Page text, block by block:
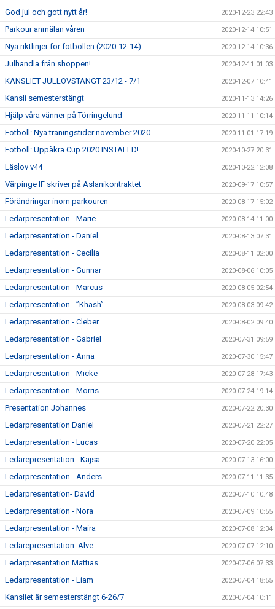
God jul och gott nytt år! 2020-12-23 22:43
Parkour anmälan våren 2020-12-14 10:51
Nya riktlinjer för fotbollen (2020-12-14) 2020-12-14 10:36
Julhandla från shoppen! 2020-12-11 01:03
KANSLIET JULLOVSTÄNGT 23/12 - 7/1 2020-12-07 10:41
Kansli semesterstängt 2020-11-13 14:26
Hjälp våra vänner på Törringelund 2020-11-11 10:14
Fotboll: Nya träningstider november 2020 2020-11-01 17:19
Fotboll: Uppåkra Cup 2020 INSTÄLLD! 2020-10-27 20:31
Läslov v44 2020-10-22 12:08
Värpinge IF skriver på Aslanikontraktet 2020-09-17 10:57
Förändringar inom parkouren 2020-08-17 15:02
Ledarpresentation - Marie 2020-08-14 11:00
Ledarpresentation - Daniel 2020-08-13 07:31
Ledarpresentation - Cecilia 2020-08-11 02:00
Ledarpresentation - Gunnar 2020-08-06 10:05
Ledarpresentation - Marcus 2020-08-05 02:54
Ledarpresentation - ”Khash” 2020-08-03 09:42
Ledarpresentation - Cleber 2020-08-02 09:40
Ledarpresentation - Gabriel 2020-07-31 09:59
Ledarpresentation - Anna 2020-07-30 15:47
Ledarpresentation - Micke 2020-07-28 17:43
Ledarpresentation - Morris 2020-07-24 19:14
Presentation Johannes 2020-07-22 20:30
Ledarpresentation Daniel 2020-07-21 22:27
Ledarpresentation - Lucas 2020-07-20 22:05
Ledarepresentation - Kajsa 2020-07-13 16:00
Ledarpresentation - Anders 2020-07-11 11:35
Ledarpresentation- David 2020-07-10 10:48
Ledarpresentation - Nora 2020-07-09 10:55
Ledarpresentation - Maira 2020-07-08 12:34
Ledarepresentation: Alve 2020-07-07 12:10
Ledarpresentation Mattias 2020-07-06 07:33
Ledarpresentation - Liam 2020-07-04 18:55
Kansliet är semesterstängt 6-26/7 2020-07-04 10:11